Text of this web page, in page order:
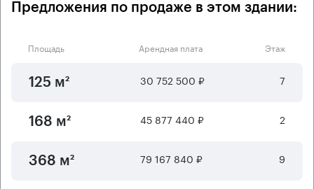
Предложения по продаже в этом здании:
Площадь Арендная плата Этаж
125 м² 30 752 500 ₽ 7
168 м² 45 877 440 ₽ 2
368 м² 79 167 840 ₽ 9